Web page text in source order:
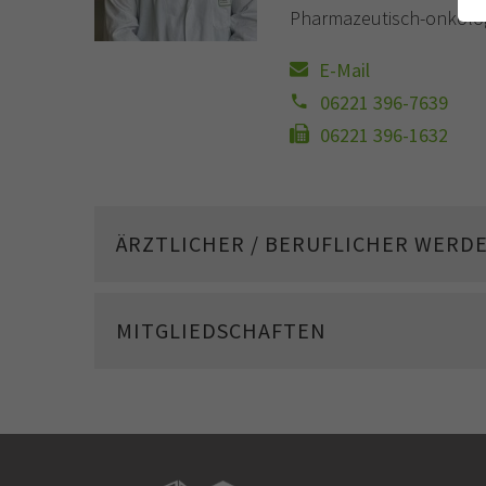
Pharmazeutisch-
E-Mail
06221 396-7639
06221 396-1632
ÄRZTLICHER / BERUFLICHER
MITGLIEDSCHAFTEN